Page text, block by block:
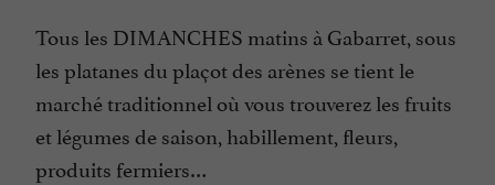
Tous les DIMANCHES matins à Gabarret, sous
les platanes du plaçot des arènes se tient le
marché traditionnel où vous trouverez les fruits
et légumes de saison, habillement, fleurs,
produits fermiers…